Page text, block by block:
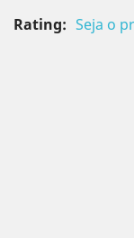
Rating: Seja o